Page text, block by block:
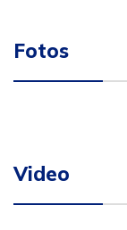
Fotos
Video